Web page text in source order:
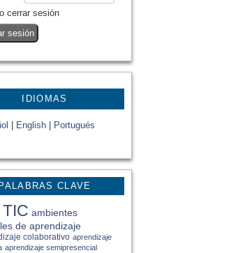
cerrar sesión
IDIOMAS
English Portugués
PALABRAS CLAVE
TIC ambientes
de aprendizaje
colaborativo aprendizaje
aprendizaje semipresencial